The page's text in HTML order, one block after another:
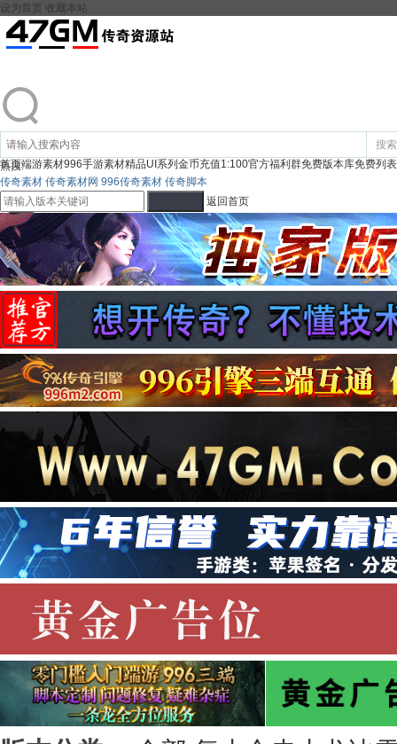
设为首页 收藏本站
搜索
热搜:
传奇素材 传奇素材网 996传奇素材 传奇脚本
登录 注册
首页端游素材996手游素材精品UI系列 金币充值1:100官方福利群免费版本库免费列表
返回首页